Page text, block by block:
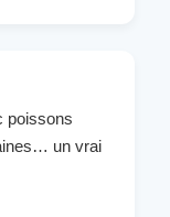
poissons
un vrai